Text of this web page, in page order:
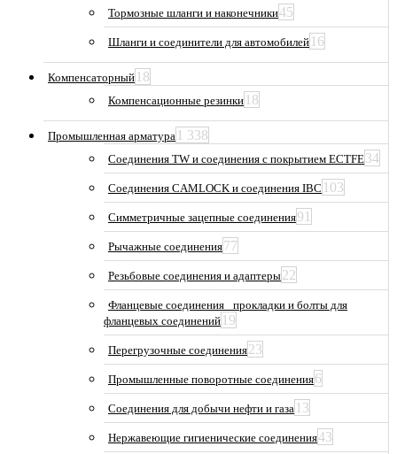
Тормозные шланги и наконечники45
Шланги и соединители для автомобилей 16
Компенсаторный 18
Компенсационные резинки 18
Промышленная арматура 1 338
Соединения TW и соединения с покрытием ECTFE34
Соединения CAMLOCK и соединения IBC 103
Симметричные зацепные соединения91
Рычажные соединения77
Резьбовые соединения и адаптеры22
Фланцевые соединения_ прокладки и болты для
фланцевых соединений 19
Перегрузочные соединения23
Промышленные поворотные соединения6
Соединения для добычи нефти и газа 13
Нержавеющие гигиенические соединения43